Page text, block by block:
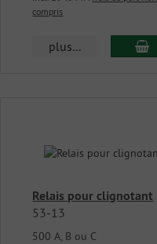
compris
plus...
Relais pour clignotant
53-13
500 A, B ou C